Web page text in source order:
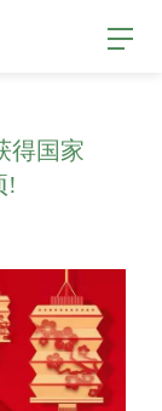
得国家
!